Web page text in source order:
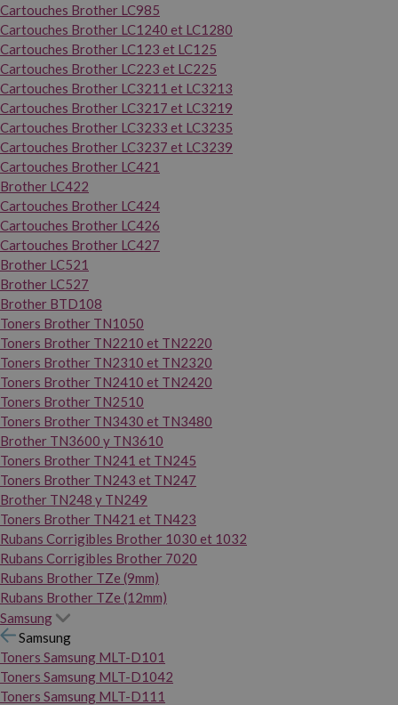
Cartouches Brother LC985
Cartouches Brother LC1240 et LC1280
Cartouches Brother LC123 et LC125
Cartouches Brother LC223 et LC225
Cartouches Brother LC3211 et LC3213
Cartouches Brother LC3217 et LC3219
Cartouches Brother LC3233 et LC3235
Cartouches Brother LC3237 et LC3239
Cartouches Brother LC421
Brother LC422
Cartouches Brother LC424
Cartouches Brother LC426
Cartouches Brother LC427
Brother LC521
Brother LC527
Brother BTD108
Toners Brother TN1050
Toners Brother TN2210 et TN2220
Toners Brother TN2310 et TN2320
Toners Brother TN2410 et TN2420
Toners Brother TN2510
Toners Brother TN3430 et TN3480
Brother TN3600 y TN3610
Toners Brother TN241 et TN245
Toners Brother TN243 et TN247
Brother TN248 y TN249
Toners Brother TN421 et TN423
Rubans Corrigibles Brother 1030 et 1032
Rubans Corrigibles Brother 7020
Rubans Brother TZe (9mm)
Rubans Brother TZe (12mm)
Samsung
Samsung
Toners Samsung MLT-D101
Toners Samsung MLT-D1042
Toners Samsung MLT-D111